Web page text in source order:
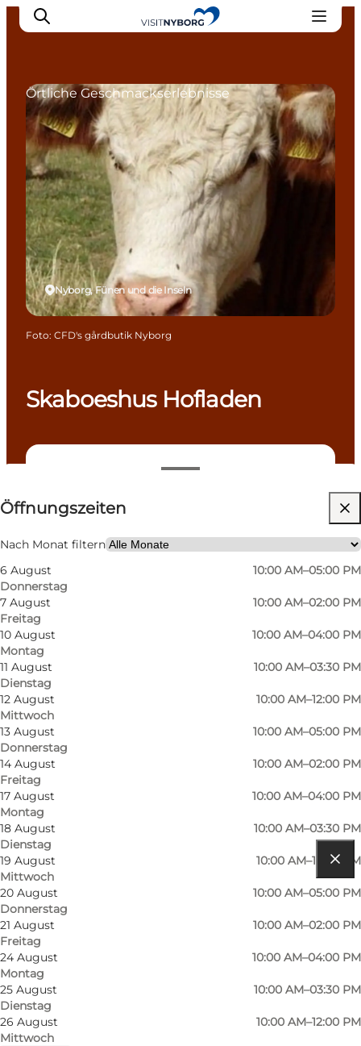
Erlebnisse in Nyborg
Outdoor
Veranstaltungen
Übernachtung
Reiseplanung
Buchen & kaufen
Skaboeshus Hofladen
Öffnungszeiten anzeigen
Öffnungszeiten
Nach Monat filtern
6 August
Donnerstag
10:00 AM–05:00 PM
7 August
Freitag
10:00 AM–02:00 PM
10 August
Montag
10:00 AM–04:00 PM
11 August
Dienstag
10:00 AM–03:30 PM
12 August
Mittwoch
10:00 AM–12:00 PM
13 August
Donnerstag
10:00 AM–05:00 PM
14 August
Freitag
10:00 AM–02:00 PM
17 August
Montag
10:00 AM–04:00 PM
18 August
Dienstag
10:00 AM–03:30 PM
19 August
Mittwoch
10:00 AM–12:00 PM
20 August
Donnerstag
10:00 AM–05:00 PM
21 August
Freitag
10:00 AM–02:00 PM
24 August
Montag
10:00 AM–04:00 PM
25 August
Dienstag
10:00 AM–03:30 PM
26 August
Mittwoch
10:00 AM–12:00 PM
Website besuchen
Hunde erlaubt
Nyborg, Fünen und die Inseln
Örtliche Geschmackserlebnisse
Foto: CFD's gårdbutik Nyborg
Mehr erfahren
Route anzeigen
Skaboeshusevej 107